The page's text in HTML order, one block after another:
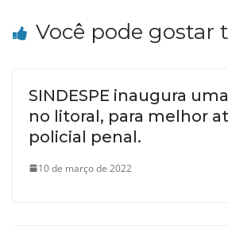
Você pode gostar
SINDESPE inaugura
no litoral, para melhor
policial penal.
10 de março de 2022